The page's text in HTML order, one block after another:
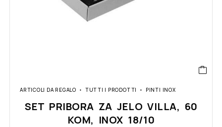
ARTICOLI DA REGALO TUTTI I PRODOTTI PINTI INOX
SET PRIBORA ZA JELO VILLA, 60
KOM, INOX 18/10